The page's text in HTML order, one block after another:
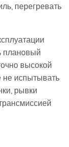
перегревать
плановый
высокой
не испытывать
рывки